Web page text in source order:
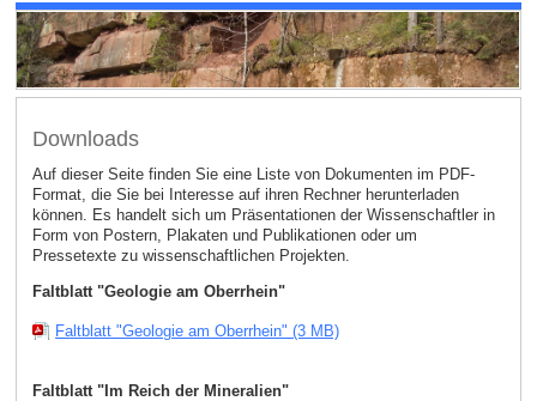
Downloads
Auf dieser Seite finden Sie eine Liste von Dokumenten im PDF-
Format, die Sie bei Interesse auf ihren Rechner herunterladen
können. Es handelt sich um Präsentationen der Wissenschaftler in
Form von Postern, Plakaten und Publikationen oder um
Pressetexte zu wissenschaftlichen Projekten.
Faltblatt "Geologie am Oberrhein"
Faltblatt "Geologie am Oberrhein" (3 MB)
Faltblatt "Im Reich der Mineralien"